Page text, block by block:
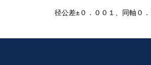
径公差±０．００１、同軸０．